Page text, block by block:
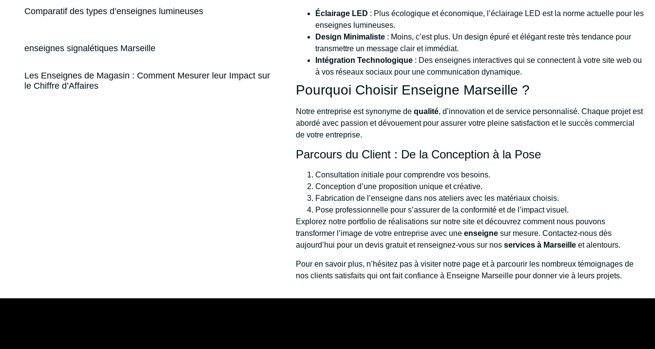
Comparatif des types d’enseignes lumineuses
enseignes signalétiques Marseille
Les Enseignes de Magasin : Comment Mesurer leur Impact sur
le Chiffre d’Affaires
Éclairage LED : Plus écologique et économique, l’éclairage LED est la norme actuelle pour les
enseignes lumineuses.
Design Minimaliste : Moins, c’est plus. Un design épuré et élégant reste très tendance pour
transmettre un message clair et immédiat.
Intégration Technologique : Des enseignes interactives qui se connectent à votre site web ou
à vos réseaux sociaux pour une communication dynamique.
Pourquoi Choisir Enseigne Marseille ?
Notre entreprise est synonyme dequalité, d’innovation et de service personnalisé. Chaque projet est
abordé avec passion et dévouement pour assurer votre pleine satisfaction et le succès commercial
de votre entreprise.
Parcours du Client : De la Conception à la Pose
Consultation initiale pour comprendre vos besoins.
Conception d’une proposition unique et créative.
Fabrication de l’enseigne dans nos ateliers avec les matériaux choisis.
Pose professionnelle pour s’assurer de la conformité et de l’impact visuel.
Explorez notre portfolio de réalisations sur notre site et découvrez comment nous pouvons
transformer l’image de votre entreprise avec uneenseigne sur mesure. Contactez-nous dès
aujourd’hui pour un devis gratuit et renseignez-vous sur nosservices à Marseille et alentours.
Pour en savoir plus, n’hésitez pas à visiter notre page et à parcourir les nombreux témoignages de
nos clients satisfaits qui ont fait confiance à Enseigne Marseille pour donner vie à leurs projets.